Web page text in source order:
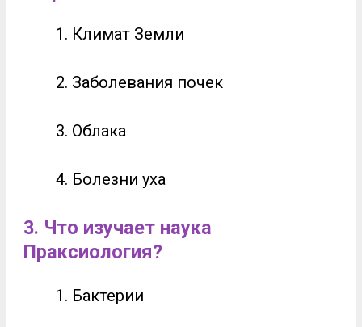
Климат Земли
Заболевания почек
Облака
Болезни уха
3. Что изучает наука
Праксиология?
Бактерии